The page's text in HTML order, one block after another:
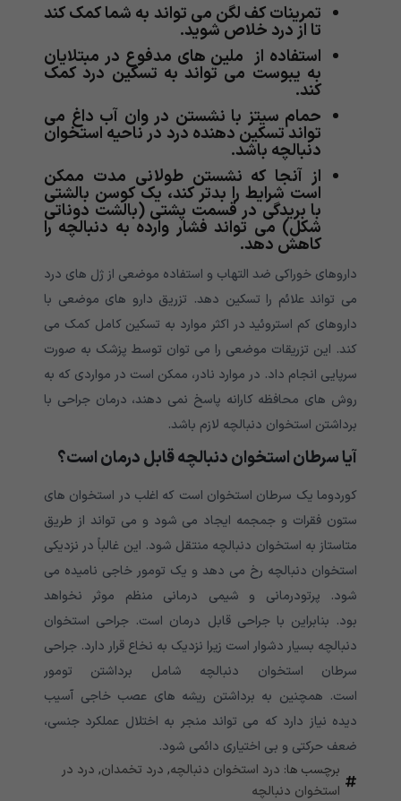
تمرینات کف لگن می تواند به شما کمک کند
تا از درد خلاص شوید.
استفاده از ملین های مدفوع در مبتلایان
به یبوست می تواند به تسکین درد کمک
کند.
حمام سیتز با نشستن در وان آب داغ می
تواند تسکین دهنده درد در ناحیه استخوان
دنبالچه باشد.
از آنجا که نشستن طولانی مدت ممکن
است شرایط را بدتر کند، یک کوسن بالشتی
با بریدگی در قسمت پشتی (بالشت دوناتی
شکل) می تواند فشار وارده به دنبالچه را
کاهش دهد.
داروهای خوراکی ضد التهاب و استفاده موضعی از ژل های درد
می تواند علائم را تسکین دهد. تزریق دارو های موضعی با
داروهای کم استروئید در اکثر موارد به تسکین کامل کمک می
کند. این تزریقات موضعی را می توان توسط پزشک به صورت
سرپایی انجام داد. در موارد نادر، ممکن است در مواردی که به
روش های محافظه کارانه پاسخ نمی دهند، درمان جراحی با
برداشتن استخوان دنبالچه لازم باشد.
آیا سرطان استخوان دنبالچه قابل درمان است؟
کوردوما یک سرطان استخوان است که اغلب در استخوان های
ستون فقرات و جمجمه ایجاد می شود و می تواند از طریق
متاستاز به استخوان دنبالچه منتقل شود. این غالباً در نزدیکی
استخوان دنبالچه رخ می دهد و یک تومور خاجی نامیده می
شود. پرتودرمانی و شیمی درمانی منظم موثر نخواهد
بود. بنابراین با جراحی قابل درمان است. جراحی استخوان
دنبالچه بسیار دشوار است زیرا نزدیک به نخاع قرار دارد. جراحی
سرطان استخوان دنبالچه شامل برداشتن تومور
است. همچنین به برداشتن ریشه های عصب خاجی آسیب
دیده نیاز دارد که می تواند منجر به اختلال عملکرد جنسی،
ضعف حرکتی و بی اختیاری دائمی شود.
برچسب ها: درد استخوان دنبالچه, درد تخمدان, درد در
استخوان دنبالچه